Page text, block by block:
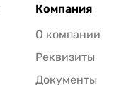
Компания
О компании
Реквизиты
Документы